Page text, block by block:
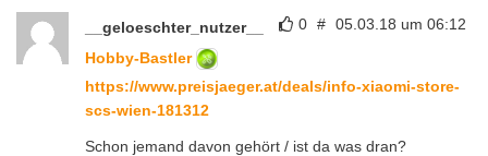
0 # 05.03.18 um 06:12
__geloeschter_nutzer__
Hobby-Bastler
https://www.preisjaeger.at/deals/info-xiaomi-store-
scs-wien-181312
Schon jemand davon gehört / ist da was dran?